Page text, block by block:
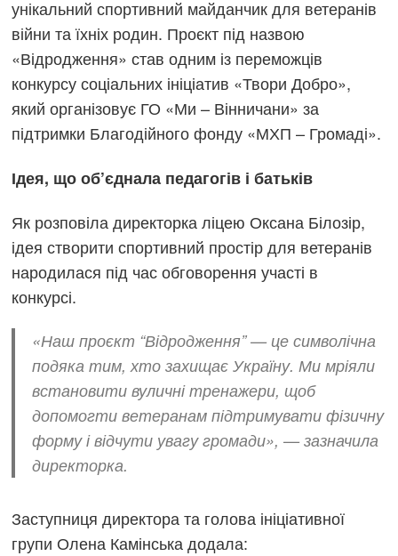
унікальний спортивний майданчик для ветеранів
війни та їхніх родин. Проєкт під назвою
«Відродження» став одним із переможців
конкурсу соціальних ініціатив «Твори Добро»,
який організовує ГО «Ми – Вінничани» за
підтримки Благодійного фонду «МХП – Громаді».
Ідея, що об’єднала педагогів і батьків
Як розповіла директорка ліцею Оксана Білозір,
ідея створити спортивний простір для ветеранів
народилася під час обговорення участі в
конкурсі.
«Наш проєкт “Відродження” — це символічна
подяка тим, хто захищає Україну. Ми мріяли
встановити вуличні тренажери, щоб
допомогти ветеранам підтримувати фізичну
форму і відчути увагу громади», — зазначила
директорка.
Заступниця директора та голова ініціативної
групи Олена Камінська додала: